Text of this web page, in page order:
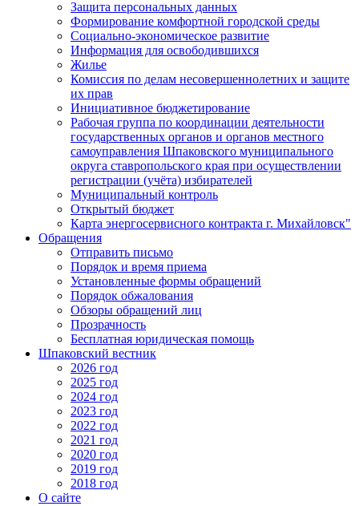
Защита персональных данных
Формирование комфортной городской среды
Социально-экономическое развитие
Информация для освободившихся
Жилье
Комиссия по делам несовершеннолетних и защите
их прав
Инициативное бюджетирование
Рабочая группа по координации деятельности
государственных органов и органов местного
самоуправления Шпаковского муниципального
округа ставропольского края при осуществлении
регистрации (учёта) избирателей
Муниципальный контроль
Открытый бюджет
Карта энергосервисного контракта г. Михайловск"
Обращения
Отправить письмо
Порядок и время приема
Установленные формы обращений
Порядок обжалования
Обзоры обращений лиц
Прозрачность
Бесплатная юридическая помощь
Шпаковский вестник
2026 год
2025 год
2024 год
2023 год
2022 год
2021 год
2020 год
2019 год
2018 год
О сайте